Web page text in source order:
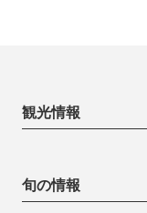
観光情報
旬の情報